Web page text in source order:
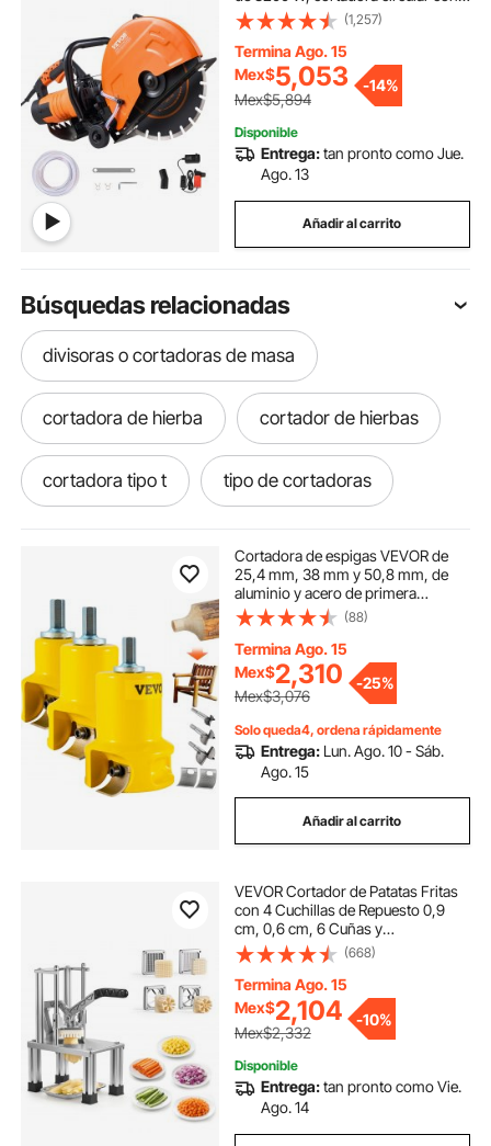
profundidad de corte ajustable de
hasta 12,7 cm (5 pulg.), cortadora
de disco húmedo. Incluye línea de
agua, bomba y hoja. Para piedra y
ladrillo.
(1,257)
Termina Ago. 15
Mex$5,053
Mex$5,894
-14%
Disponible
Entrega:tan pronto como Jue.
Ago. 13
Añadir al carrito
Búsquedas relacionadas
divisoras o cortadoras de masa
cortadora de hierba cortador de hierbas
cortadora tipo t tipo de cortadoras
cortador para frutas y verduras
picadora y cortadora de verduras
cortadora de verduras y frutas
picador cortador verduras
cortador láser de acrilico
cortador esquinas papel
cuchilla para cortadora de papas
cortadora de papel esquinas
Cortadora de espigas VEVOR de
25,4 mm, 38 mm y 50,8 mm, de
aluminio y acero de primera
calidad, con hojas curvas dobles y
tornillos de botón. Kit de bricolaje
para principiantes. Herramienta
comercial para principiantes.
(88)
Termina Ago. 15
Mex$2,310
Mex$3,076
-25%
Solo queda4, ordena rápidamente
Entrega: Lun. Ago. 10 - Sáb.
Ago. 15
Añadir al carrito
VEVOR Cortador de Patatas Fritas
con 4 Cuchillas de Repuesto 0,9
cm, 0,6 cm, 6 Cuñas y
Descorazonador de 6 Cuñas,
Cortadora de Verduras Soporte
Estable en 4 Esquinas para
Restaurantes, Cocinas
(668)
Termina Ago. 15
Mex$2,104
Mex$2,332
-10%
Disponible
Entrega:tan pronto como Vie.
Ago. 14